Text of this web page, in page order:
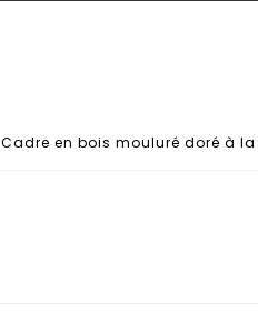
Cadre en bois mouluré doré à